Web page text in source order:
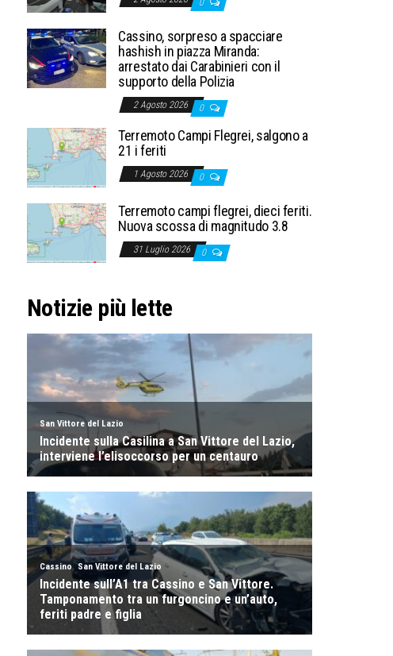
0
Cassino, sorpreso a spacciare
hashish in piazza Miranda:
arrestato dai Carabinieri con il
supporto della Polizia
2 Agosto 2026 0
Terremoto Campi Flegrei, salgono a
21 i feriti
1 Agosto 2026 0
Terremoto campi flegrei, dieci feriti.
Nuova scossa di magnitudo 3.8
31 Luglio 2026 0
Notizie più lette